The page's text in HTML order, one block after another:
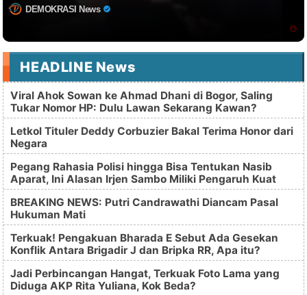
DEMOKRASI News
HEADLINE News
Viral Ahok Sowan ke Ahmad Dhani di Bogor, Saling
Tukar Nomor HP: Dulu Lawan Sekarang Kawan?
Letkol Tituler Deddy Corbuzier Bakal Terima Honor dari
Negara
Pegang Rahasia Polisi hingga Bisa Tentukan Nasib
Aparat, Ini Alasan Irjen Sambo Miliki Pengaruh Kuat
BREAKING NEWS: Putri Candrawathi Diancam Pasal
Hukuman Mati
Terkuak! Pengakuan Bharada E Sebut Ada Gesekan
Konflik Antara Brigadir J dan Bripka RR, Apa itu?
Jadi Perbincangan Hangat, Terkuak Foto Lama yang
Diduga AKP Rita Yuliana, Kok Beda?